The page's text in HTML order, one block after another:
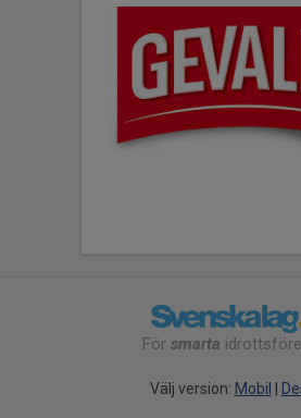
För smarta
Välj version: Mobil |